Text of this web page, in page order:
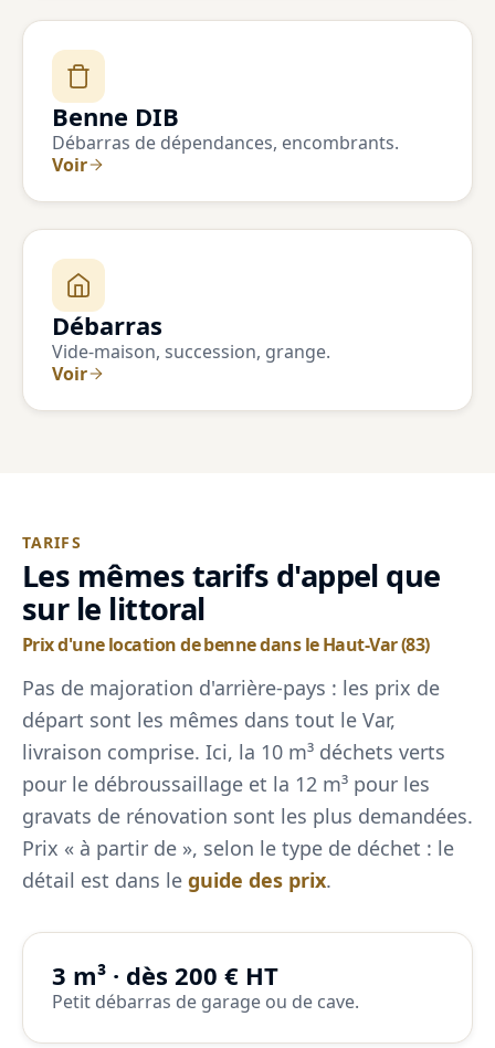
Benne DIB
Débarras de dépendances, encombrants.
Voir
Débarras
Vide-maison, succession, grange.
Voir
TARIFS
Les mêmes tarifs d'appel que
sur le littoral
Prix d'une location de benne dans le Haut-Var (83)
Pas de majoration d'arrière-pays : les prix de
départ sont les mêmes dans tout le Var,
livraison comprise. Ici, la 10 m³ déchets verts
pour le débroussaillage et la 12 m³ pour les
gravats de rénovation sont les plus demandées.
Prix « à partir de », selon le type de déchet : le
détail est dans le guide des prix.
3 m³ · dès 200 € HT
Petit débarras de garage ou de cave.